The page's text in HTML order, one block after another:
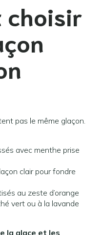
choisir
pas le même glaçon.
avec menthe prise
clair pour fondre
au zeste d’orange
vert ou à la lavande
la glace et les